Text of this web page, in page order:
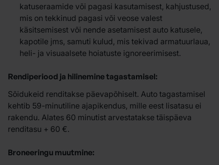
katuseraamide või pagasi kasutamisest, kahjustused,
mis on tekkinud pagasi või veose valest
käsitsemisest või nende asetamisest auto katusele,
kapotile jms, samuti kulud, mis tekivad armatuurlaua,
heli- ja visuaalsete hoiatuste ignoreerimisest.
Rendiperiood ja hilinemine tagastamisel:
Sõidukeid renditakse päevapõhiselt. Auto tagastamisel
kehtib 59-minutiline ajapikendus, mille eest lisatasu ei
rakendu. Alates 60 minutist arvestatakse täispäeva
renditasu + 60 €.
Broneeringu muutmine: